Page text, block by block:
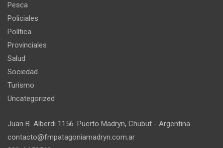
Pesca
Policiales
Política
Provinciales
Salud
Sociedad
Turismo
Uncategorized
Juan B. Alberdi 1156. Puerto Madryn, Chubut - Argentina
contacto@fmpatagoniamadryn.com.ar